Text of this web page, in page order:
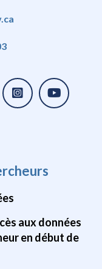
aux données
en début de